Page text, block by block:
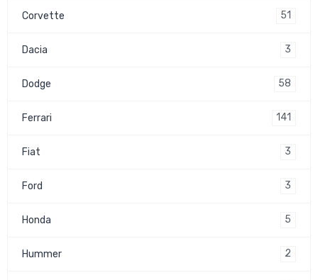
Corvette 51
Dacia 3
Dodge 58
Ferrari 141
Fiat 3
Ford 3
Honda 5
Hummer 2